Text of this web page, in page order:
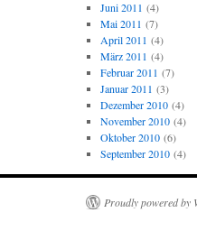
Juni 2011 (4)
Mai 2011 (7)
April 2011 (4)
März 2011 (4)
Februar 2011 (7)
Januar 2011 (3)
Dezember 2010(4)
November 2010(4)
Oktober 2010(6)
September 2010(4)
Proudly powered by